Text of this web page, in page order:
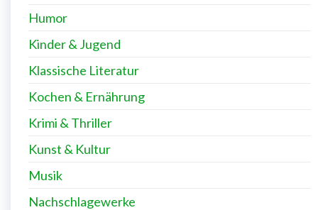
Humor
Kinder & Jugend
Klassische Literatur
Kochen & Ernährung
Krimi & Thriller
Kunst & Kultur
Musik
Nachschlagewerke